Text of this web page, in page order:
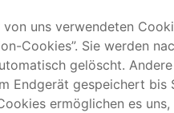
uns verwendeten
Cookies”. Sie werden
gelöscht.
Endgerät gespeichert bis
ermöglichen es uns,